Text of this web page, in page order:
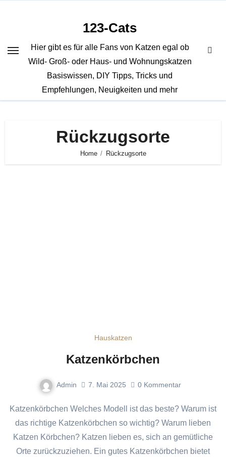
123-Cats
Hier gibt es für alle Fans von Katzen egal ob
Wild- Groß- oder Haus- und Wohnungskatzen
Basiswissen, DIY Tipps, Tricks und
Empfehlungen, Neuigkeiten und mehr
Rückzugsorte
Home Rückzugsorte
Hauskatzen
Katzenkörbchen
Admin 7. Mai 2025 0 Kommentar
Katzenkörbchen Welches Modell ist das beste? Warum ist
das richtige Katzenkörbchen so wichtig? Warum lieben
Katzen Körbchen? Katzen lieben es, sich an gemütliche
Orte zurückzuziehen. Ein gutes Katzenkörbchen bietet